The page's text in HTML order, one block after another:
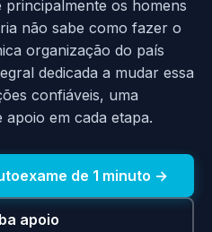
os homens
não sabe como fazer o
organização do país
dedicada a mudar essa
confiáveis, uma
apoio em cada etapa.
de 1 minuto →
apoio